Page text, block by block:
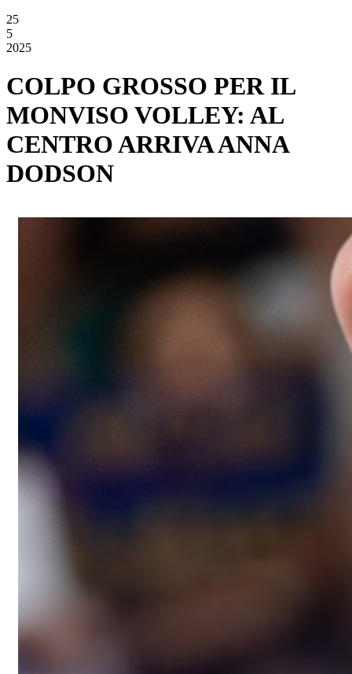
25
5
2025
COLPO GROSSO PER IL
MONVISO VOLLEY: AL
CENTRO ARRIVA ANNA
DODSON